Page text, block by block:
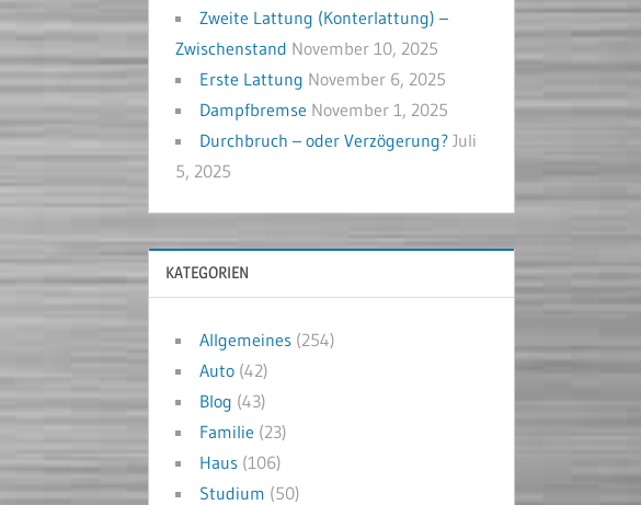
Zweite Lattung (Konterlattung) –
Zwischenstand November 10, 2025
Erste Lattung November 6, 2025
Dampfbremse November 1, 2025
Durchbruch – oder Verzögerung? Juli
5, 2025
KATEGORIEN
Allgemeines (254)
Auto (42)
Blog (43)
Familie (23)
Haus (106)
Studium (50)